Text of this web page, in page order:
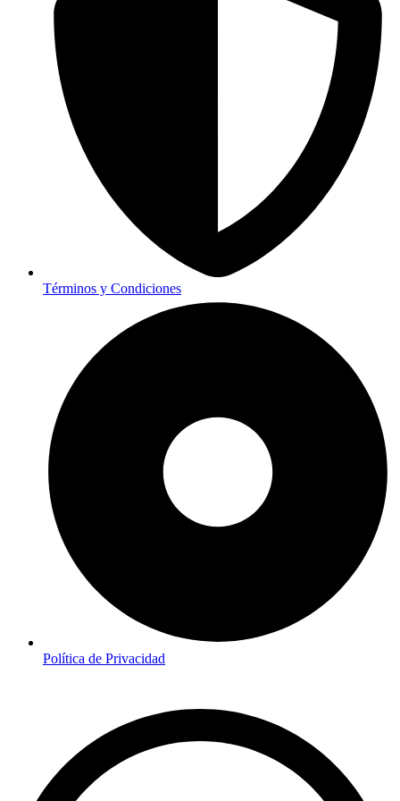
Términos y Condiciones
Política de Privacidad